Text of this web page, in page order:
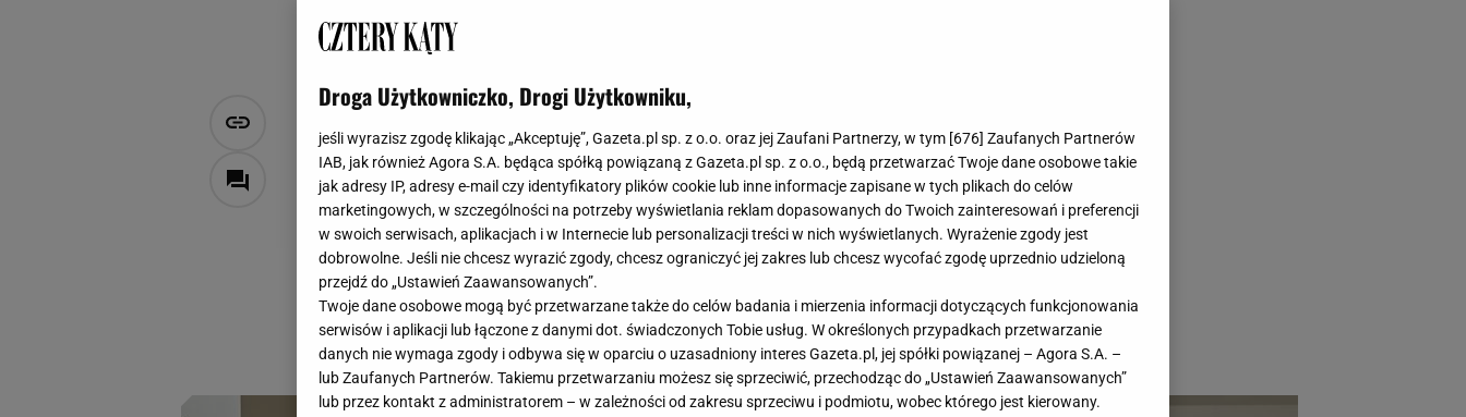
Styl cottage core, czyli prawdziwa perełka w aranżacji
wnętrz na sezon 2023/2024. Jak go urządzić?
Zofia Littwin
17 września 2023, 17:30
Styl Cottage Core to obecny hit w aranżacji wnętrz, który podbija serca miłośników sielskiego
uroku w połączeniu z subtelną estetyką vintage. Jak to wygląda w praktyce i czy warto się tym
zainteresować? Zobacz teraz!
Droga Użytkowniczko, Drogi Użytkowniku,
jeśli wyrazisz zgodę klikając „Akceptuję”, Gazeta.pl sp. z o.o. oraz jej Zaufani Partnerzy, w tym [676] Zaufanych Partnerów
IAB, jak również Agora S.A. będąca spółką powiązaną z Gazeta.pl sp. z o.o., będą przetwarzać Twoje dane osobowe takie
jak adresy IP, adresy e-mail czy identyfikatory plików cookie lub inne informacje zapisane w tych plikach do celów
marketingowych, w szczególności na potrzeby wyświetlania reklam dopasowanych do Twoich zainteresowań i preferencji
w swoich serwisach, aplikacjach i w Internecie lub personalizacji treści w nich wyświetlanych. Wyrażenie zgody jest
dobrowolne. Jeśli nie chcesz wyrazić zgody, chcesz ograniczyć jej zakres lub chcesz wycofać zgodę uprzednio udzieloną
przejdź do „Ustawień Zaawansowanych”.
Twoje dane osobowe mogą być przetwarzane także do celów badania i mierzenia informacji dotyczących funkcjonowania
serwisów i aplikacji lub łączone z danymi dot. świadczonych Tobie usług. W określonych przypadkach przetwarzanie
danych nie wymaga zgody i odbywa się w oparciu o uzasadniony interes Gazeta.pl, jej spółki powiązanej – Agora S.A. –
lub Zaufanych Partnerów. Takiemu przetwarzaniu możesz się sprzeciwić, przechodząc do „Ustawień Zaawansowanych”
lub przez kontakt z administratorem – w zależności od zakresu sprzeciwu i podmiotu, wobec którego jest kierowany.